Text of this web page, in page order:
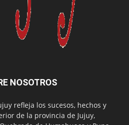
NOSOTROS
refleja los sucesos, hechos y
de la provincia de Jujuy,